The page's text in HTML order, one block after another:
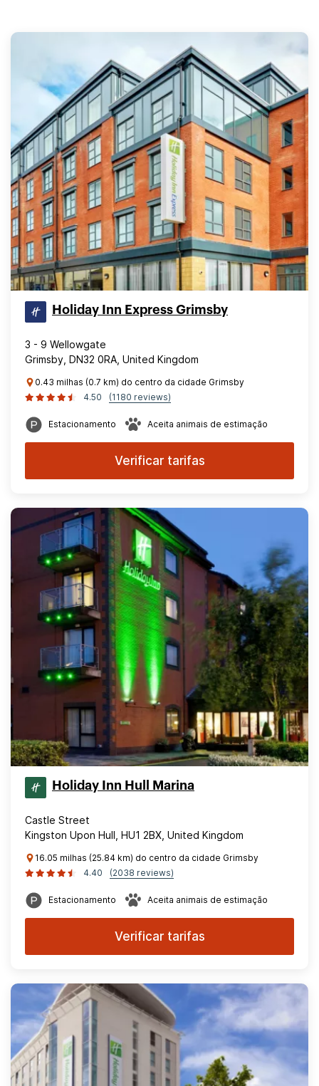
Holiday Inn Express Grimsby
3 - 9 Wellowgate
Grimsby, DN32 0RA, United Kingdom
0.43 milhas (0.7 km) do centro da cidade Grimsby
4.50
(1180 reviews)
Estacionamento Aceita animais de estimação
Verificar tarifas
Holiday Inn Hull Marina
Castle Street
Kingston Upon Hull, HU1 2BX, United Kingdom
16.05 milhas (25.84 km) do centro da cidade Grimsby
4.40
(2038 reviews)
Estacionamento Aceita animais de estimação
Verificar tarifas